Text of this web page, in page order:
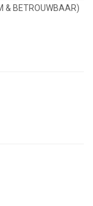
& BETROUWBAAR)